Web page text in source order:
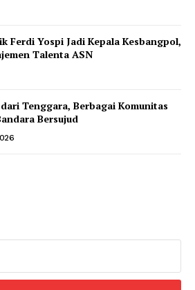
Ferdi Yospi Jadi Kepala Kesbangpol,
Talenta ASN
Tenggara, Berbagai Komunitas
Bersujud